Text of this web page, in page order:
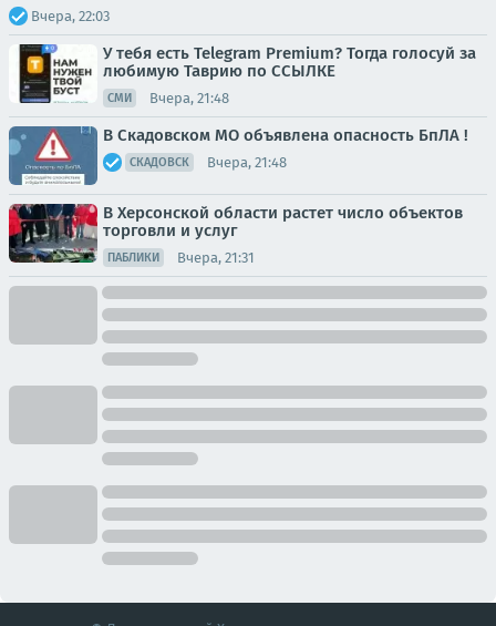
Вчера, 22:03
У тебя есть Telegram Premium? Тогда голосуй за
любимую Таврию по ССЫЛКЕ
СМИ Вчера, 21:48
В Скадовском МО объявлена опасность БпЛА !
СКАДОВСК Вчера, 21:48
В Херсонской области растет число объектов
торговли и услуг
ПАБЛИКИ Вчера, 21:31